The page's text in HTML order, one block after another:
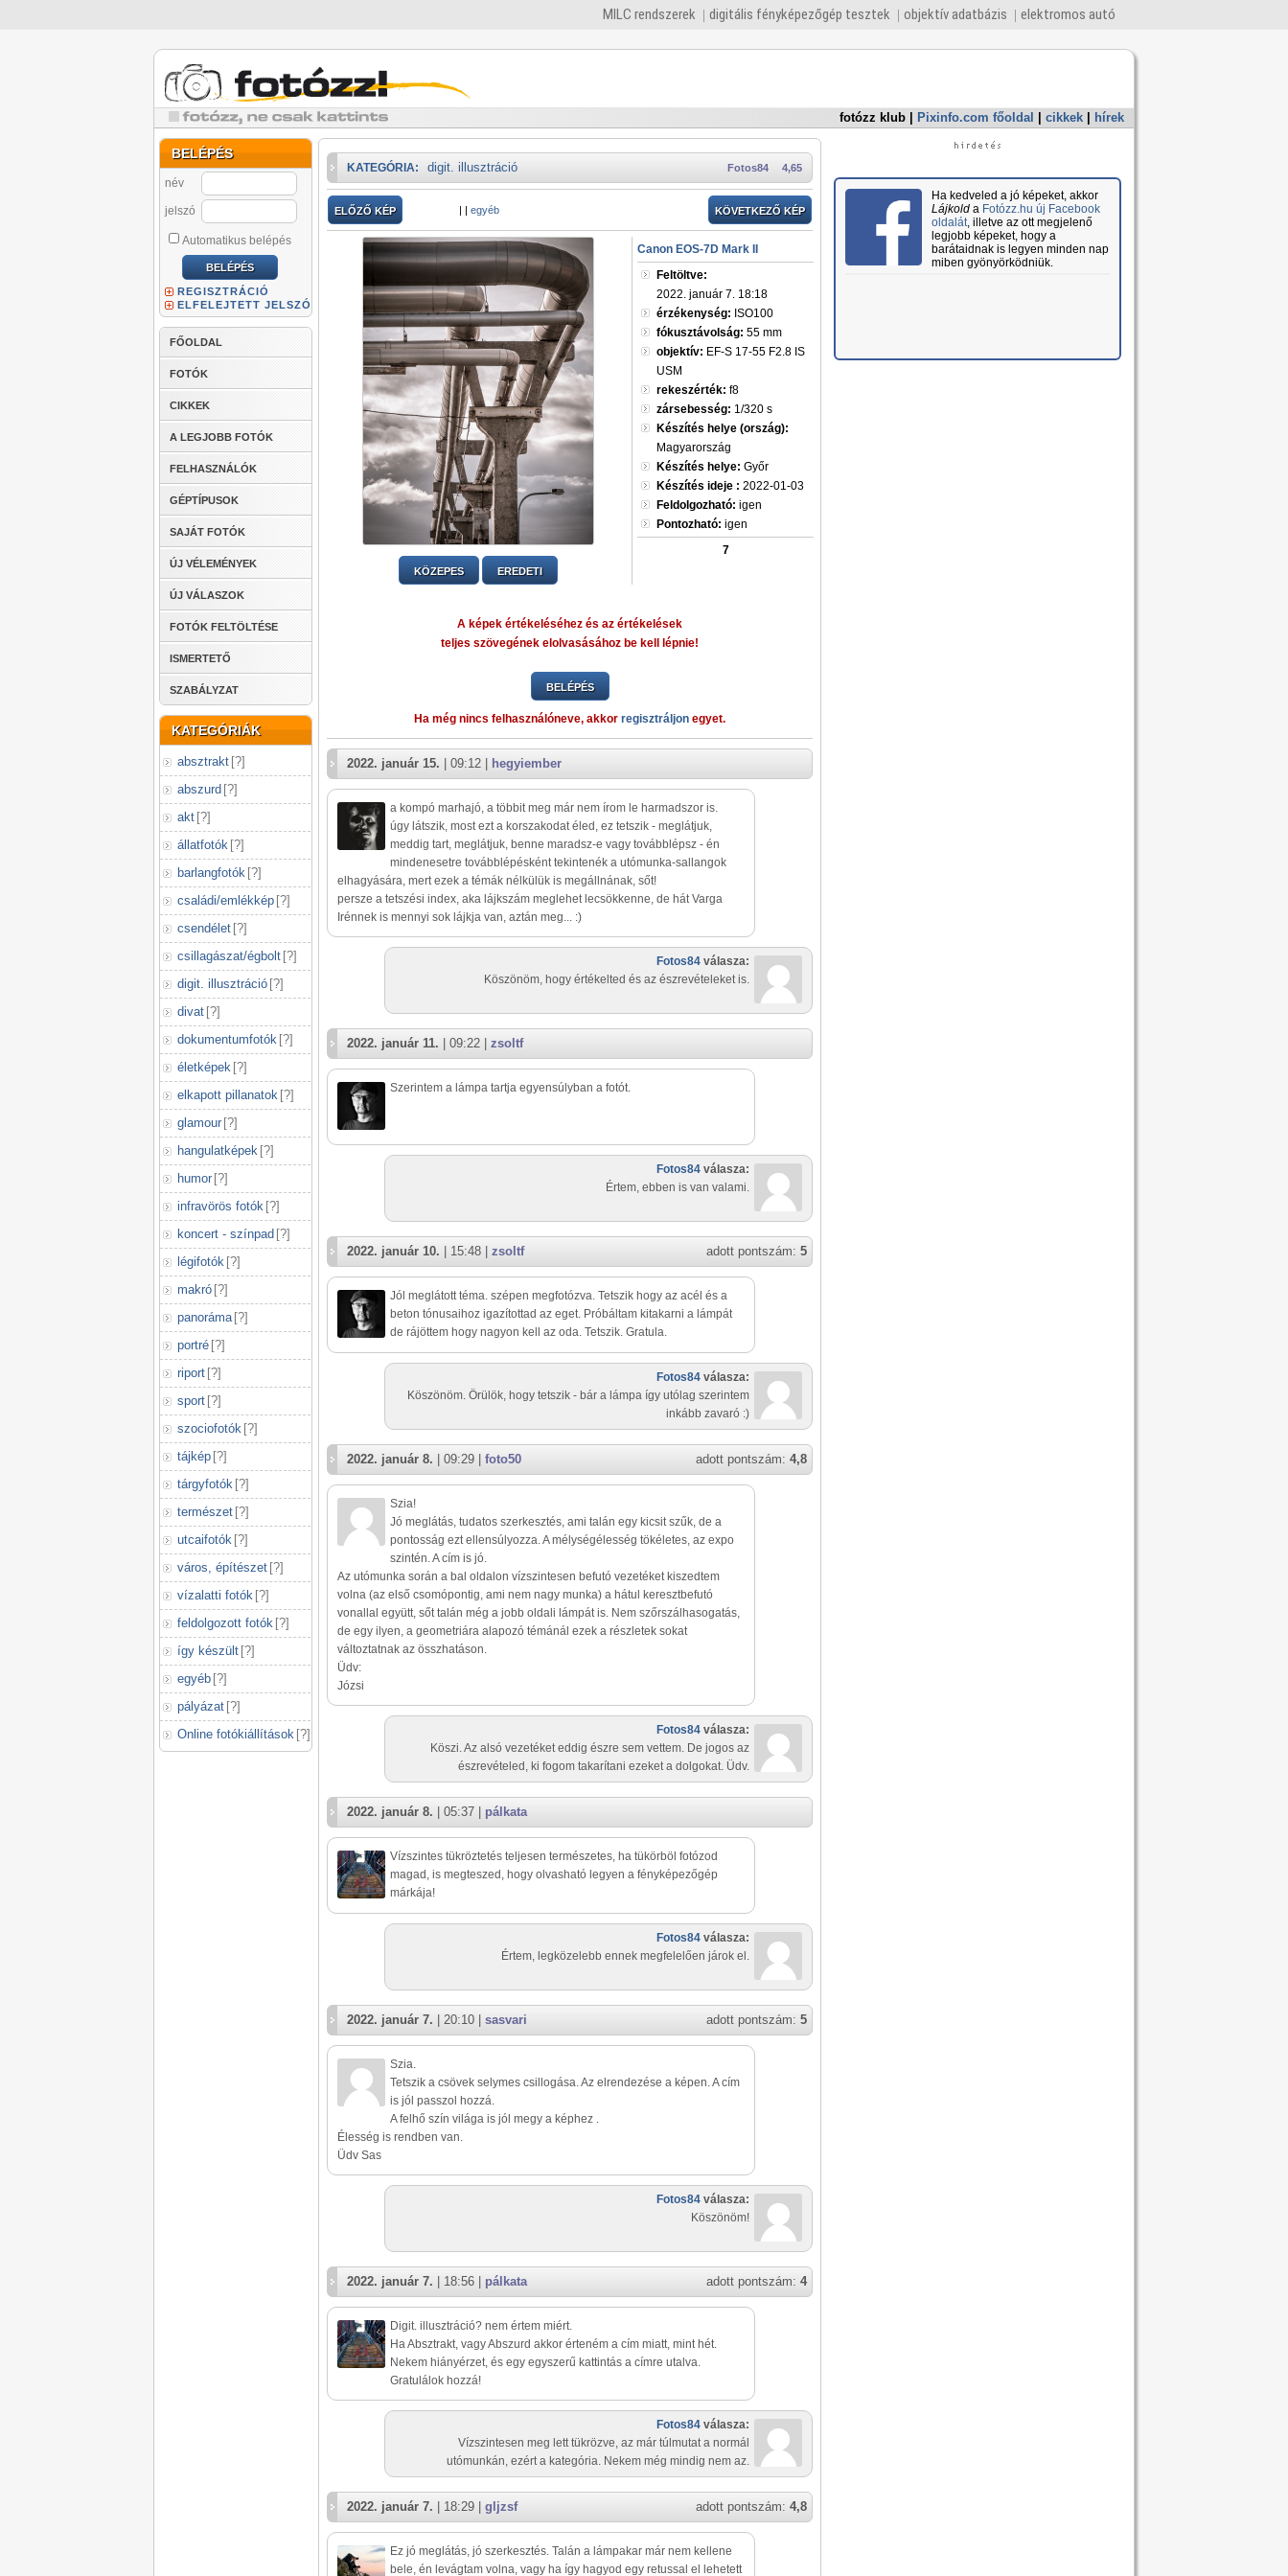
MILC rendszerek digitális fényképezőgép tesztek objektív adatbázis elektromos autó
fotózz klub Pixinfo.com főoldal cikkek hírek
BELÉPÉS
név
jelszó
Automatikus belépés
REGISZTRÁCIÓ
ELFELEJTETT JELSZÓ
FŐOLDAL
FOTÓK
CIKKEK
A LEGJOBB FOTÓK
FELHASZNÁLÓK
GÉPTÍPUSOK
SAJÁT FOTÓK
ÚJ VÉLEMÉNYEK
ÚJ VÁLASZOK
FOTÓK FELTÖLTÉSE
ISMERTETŐ
SZABÁLYZAT
KATEGÓRIÁK
absztrakt [?]
abszurd [?]
akt [?]
állatfotók [?]
barlangfotók [?]
családi/emlékkép [?]
csendélet [?]
csillagászat/égbolt [?]
digit. illusztráció [?]
divat [?]
dokumentumfotók [?]
életképek [?]
elkapott pillanatok [?]
glamour [?]
hangulatképek [?]
humor [?]
infravörös fotók [?]
koncert - színpad [?]
légifotók [?]
makró [?]
panoráma [?]
portré [?]
riport [?]
sport [?]
szociofotók [?]
tájkép [?]
tárgyfotók [?]
természet [?]
utcaifotók [?]
város, építészet [?]
vízalatti fotók [?]
feldolgozott fotók [?]
így készült [?]
egyéb [?]
pályázat [?]
Online fotókiállítások [?]
4,65
Fotos84
KATEGÓRIA: digit. illusztráció
ELŐZŐ KÉP | | egyéb KÖVETKEZŐ KÉP
KÖZEPES EREDETI
Canon EOS-7D Mark II
Feltöltve:
2022. január 7. 18:18
érzékenység: ISO100
fókusztávolság: 55 mm
objektív: EF-S 17-55 F2.8 IS
USM
rekeszérték: f8
zársebesség: 1/320 s
Készítés helye (ország):
Magyarország
Készítés helye: Győr
Készítés ideje : 2022-01-03
Feldolgozható: igen
Pontozható: igen
7
A képek értékeléséhez és az értékelések
teljes szövegének elolvasásához be kell lépnie!
BELÉPÉS
Ha még nincs felhasználóneve, akkor regisztráljon egyet.
2022. január 15. | 09:12 | hegyiember
a kompó marhajó, a többit meg már nem írom le harmadszor is.
úgy látszik, most ezt a korszakodat éled, ez tetszik - meglátjuk,
meddig tart, meglátjuk, benne maradsz-e vagy továbblépsz - én
mindenesetre továbblépésként tekintenék a utómunka-sallangok
elhagyására, mert ezek a témák nélkülük is megállnának, sőt!
persze a tetszési index, aka lájkszám meglehet lecsökkenne, de hát Varga
Irénnek is mennyi sok lájkja van, aztán meg... :)
Fotos84 válasza:
Köszönöm, hogy értékelted és az észrevételeket is.
2022. január 11. | 09:22 | zsoltf
Szerintem a lámpa tartja egyensúlyban a fotót.
Fotos84 válasza:
Értem, ebben is van valami.
adott pontszám: 5
2022. január 10. | 15:48 | zsoltf
Jól meglátott téma. szépen megfotózva. Tetszik hogy az acél és a
beton tónusaihoz igazítottad az eget. Próbáltam kitakarni a lámpát
de rájöttem hogy nagyon kell az oda. Tetszik. Gratula.
Fotos84 válasza:
Köszönöm. Örülök, hogy tetszik - bár a lámpa így utólag szerintem
inkább zavaró :)
adott pontszám: 4,8
2022. január 8. | 09:29 | foto50
Szia!
Jó meglátás, tudatos szerkesztés, ami talán egy kicsit szűk, de a
pontosság ezt ellensúlyozza. A mélységélesség tökéletes, az expo
szintén. A cím is jó.
Az utómunka során a bal oldalon vízszintesen befutó vezetéket kiszedtem
volna (az első csomópontig, ami nem nagy munka) a hátul keresztbefutó
vonallal együtt, sőt talán még a jobb oldali lámpát is. Nem szőrszálhasogatás,
de egy ilyen, a geometriára alapozó témánál ezek a részletek sokat
változtatnak az összhatáson.
Üdv:
Józsi
Fotos84 válasza:
Köszi. Az alsó vezetéket eddig észre sem vettem. De jogos az
észrevételed, ki fogom takarítani ezeket a dolgokat. Üdv.
2022. január 8. | 05:37 | pálkata
Vízszintes tükröztetés teljesen természetes, ha tükörböl fotózod
magad, is megteszed, hogy olvasható legyen a fényképezőgép
márkája!
Fotos84 válasza:
Értem, legközelebb ennek megfelelően járok el.
adott pontszám: 5
2022. január 7. | 20:10 | sasvari
Szia.
Tetszik a csövek selymes csillogása. Az elrendezése a képen. A cím
is jól passzol hozzá.
A felhő szín világa is jól megy a képhez .
Élesség is rendben van.
Üdv Sas
Fotos84 válasza:
Köszönöm!
adott pontszám: 4
2022. január 7. | 18:56 | pálkata
Digit. illusztráció? nem értem miért.
Ha Absztrakt, vagy Abszurd akkor érteném a cím miatt, mint hét.
Nekem hiányérzet, és egy egyszerű kattintás a címre utalva.
Gratulálok hozzá!
Fotos84 válasza:
Vízszintesen meg lett tükrözve, az már túlmutat a normál
utómunkán, ezért a kategória. Nekem még mindig nem az.
adott pontszám: 4,8
2022. január 7. | 18:29 | gljzsf
Ez jó meglátás, jó szerkesztés. Talán a lámpakar már nem kellene
bele, én levágtam volna, vagy ha így hagyod egy retussal el lehetett
Ha kedveled a jó képeket, akkor
Lájkolda Fotózz.hu új Facebook
oldalát, illetve az ott megjelenő
legjobb képeket, hogy a
barátaidnak is legyen minden nap
miben gyönyörködniük.